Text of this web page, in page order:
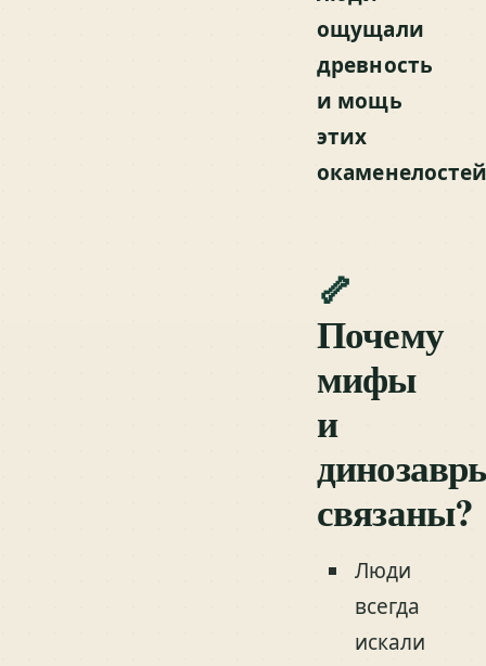
ощущали
древность
и мощь
этих
🦴
Почему
мифы
и
связаны?
Люди
всегда
искали